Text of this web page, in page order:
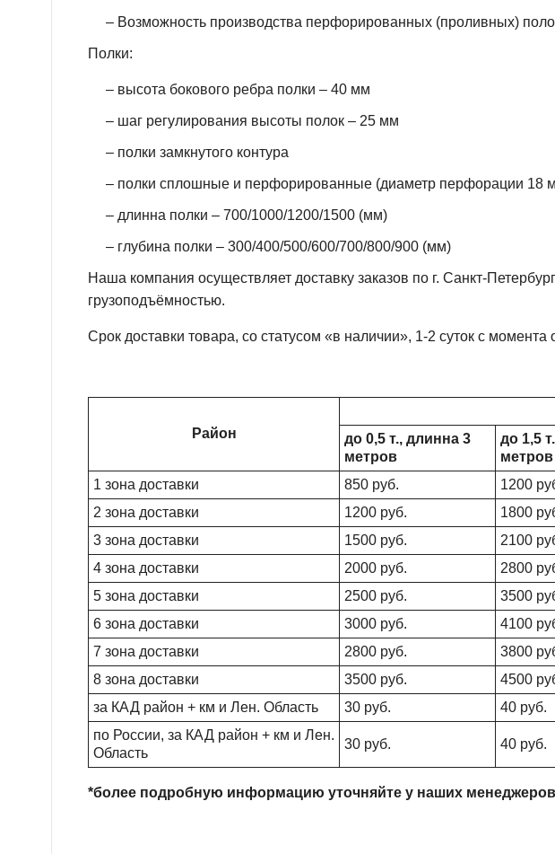
– Возможность производства перфорированных (проливных)
Полки:
– высота бокового ребра полки – 40 мм
– шаг регулирования высоты полок – 25 мм
– полки замкнутого контура
– полки сплошные и перфорированные (диаметр перфорации 18
– длинна полки – 700/1000/1200/1500 (мм)
– глубина полки – 300/400/500/600/700/800/900 (мм)
Наша компания осуществляет доставку заказов по г. Санкт-
грузоподъёмностью.
Срок доставки товара, со статусом «в наличии», 1-2 суток с
Район
до 0,5 т., длинна 3
метров
до 1,5
метров
1 зона доставки
850 руб. 1200
2 зона доставки
1200 руб. 1800
3 зона доставки
1500 руб. 2100
4 зона доставки
2000 руб. 2800
5 зона доставки
2500 руб. 3500
6 зона доставки
3000 руб. 4100
7 зона доставки
2800 руб. 3800
8 зона доставки
3500 руб. 4500
за КАД район + км и Лен. Область
30 руб. 40 руб.
по России, за КАД район + км и Лен.
Область
30 руб. 40 руб.
*более подробную информацию уточняйте у наших менеджеров